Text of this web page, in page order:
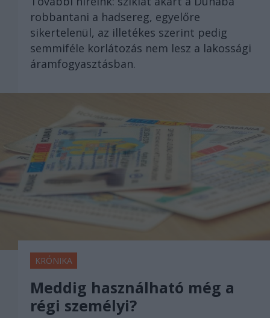
robbantani a hadsereg, egyelőre
sikertelenül, az illetékes szerint pedig
semmiféle korlátozás nem lesz a lakossági
áramfogyasztásban.
KRÓNIKA
Meddig használható még a
régi személyi?